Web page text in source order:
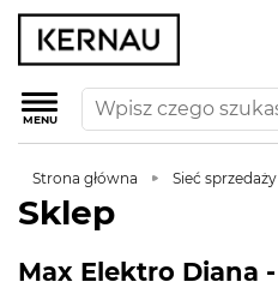
MENU
Strona główna Sieć sprzedaży
Sklep
Max Elektro Diana